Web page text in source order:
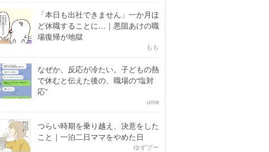
「本日も出社できません」一か月ほ
ど休職することに…｜悪阻あけの職
場復帰が地獄
もも
なぜか、反応が冷たい。子どもの熱
で休むと伝えた後の、職場の“塩対
応”
ume
つらい時期を乗り越え、決意をした
こと｜一泊二日ママをやめた日
ゆずプー